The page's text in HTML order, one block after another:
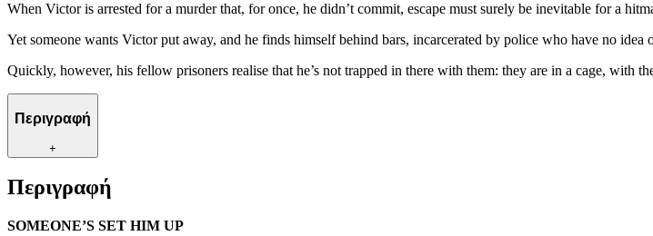
When Victor is arrested for a murder that, for once, he didn’t commit, escape must surely be inevitable for a
Yet someone wants Victor put away, and he finds himself behind bars, incarcerated by police who have no
Quickly, however, his fellow prisoners realise that he’s not trapped in there with them: they are in a cage, with
Περιγραφή
+
Περιγραφή
SOMEONE’S SET HIM UP